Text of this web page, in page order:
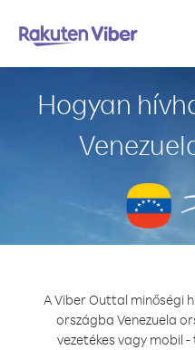
Hogyan
A Viber Outtal minőségi
országba Venezuela
vezetékes vagy mobil